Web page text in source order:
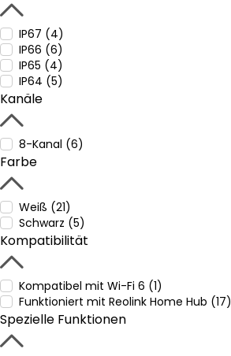
IP67 (4)
IP66 (6)
IP65 (4)
IP64 (5)
Kanäle
8-Kanal (6)
Farbe
Weiß (21)
Schwarz (5)
Kompatibilität
Kompatibel mit Wi-Fi 6 (1)
Funktioniert mit Reolink Home Hub (17)
Spezielle Funktionen